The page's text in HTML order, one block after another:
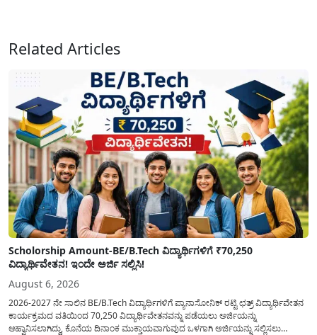
Related Articles
Scholorship Amount-BE/B.Tech ವಿದ್ಯಾರ್ಥಿಗಳಿಗೆ ₹70,250
ವಿದ್ಯಾರ್ಥಿವೇತನ! ಇಂದೇ ಅರ್ಜಿ ಸಲ್ಲಿಸಿ!
August 6, 2026
2026-2027 ನೇ ಸಾಲಿನ BE/B.Tech ವಿದ್ಯಾರ್ಥಿಗಳಿಗೆ ಪ್ಯಾನಾಸೋನಿಕ್ ರಟ್ಟಿ ಛತ್ರ್ ವಿದ್ಯಾರ್ಥಿವೇತನ
ಕಾರ್ಯಕ್ರಮದ ವತಿಯಿಂದ 70,250 ವಿದ್ಯಾರ್ಥಿವೇತನವನ್ನು ಪಡೆಯಲು ಅರ್ಜಿಯನ್ನು
ಆಹ್ವಾನಿಸಲಾಗಿದ್ದು, ಕೊನೆಯ ದಿನಾಂಕ ಮುಕ್ತಾಯವಾಗುವುದ ಒಳಗಾಗಿ ಅರ್ಜಿಯನ್ನು ಸಲ್ಲಿಸಲು